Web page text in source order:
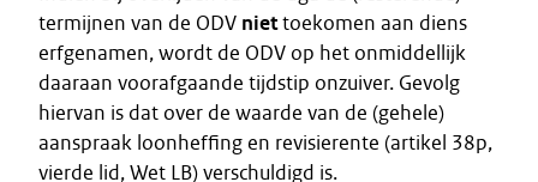
termijnen van de ODV niettoekomen aan diens
erfgenamen, wordt de ODV op het onmiddellijk
daaraan voorafgaande tijdstip onzuiver. Gevolg
hiervan is dat over de waarde van de (gehele)
aanspraak loonheffing en revisierente (artikel 38p,
vierde lid, Wet LB) verschuldigd is.